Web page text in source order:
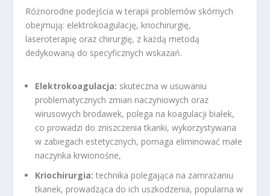
Różnorodne podejścia w terapii problemów skórnych
obejmują: elektrokoagulację, kriochirurgię,
laseroterapię oraz chirurgię, z każdą metodą
dedykowaną do specyficznych wskazań.
Elektrokoagulacja: skuteczna w usuwaniu
problematycznych zmian naczyniowych oraz
wirusowych brodawek, polega na koagulacji białek,
co prowadzi do zniszczenia tkanki, wykorzystywana
w zabiegach estetycznych, pomaga eliminować małe
naczynka krwionośne,
Kriochirurgia: technika polegająca na zamrażaniu
tkanek, prowadząca do ich uszkodzenia, popularna w